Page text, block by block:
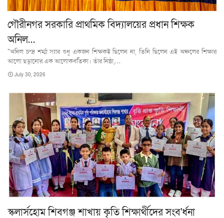
গৌরীনগর সরকারি প্রাথমিক বিদ্যালয়ের প্রধান শিক্ষক
অনিল…
"অনিল চন্দ্র শর্ম্মা স্যার শুধু একজন শিক্ষকই ছিলেন না, তিনি ছিলেন এই অঞ্চলের শিক্ষার
আলো ছড়ানোর এক আলোকবর্তিকা। তাঁর নিষ্ঠা,…
July 30, 2026
স্কলার্সহোম শিবগঞ্জ শাখায় কৃতি শিক্ষার্থীদের সংব'র্ধনা